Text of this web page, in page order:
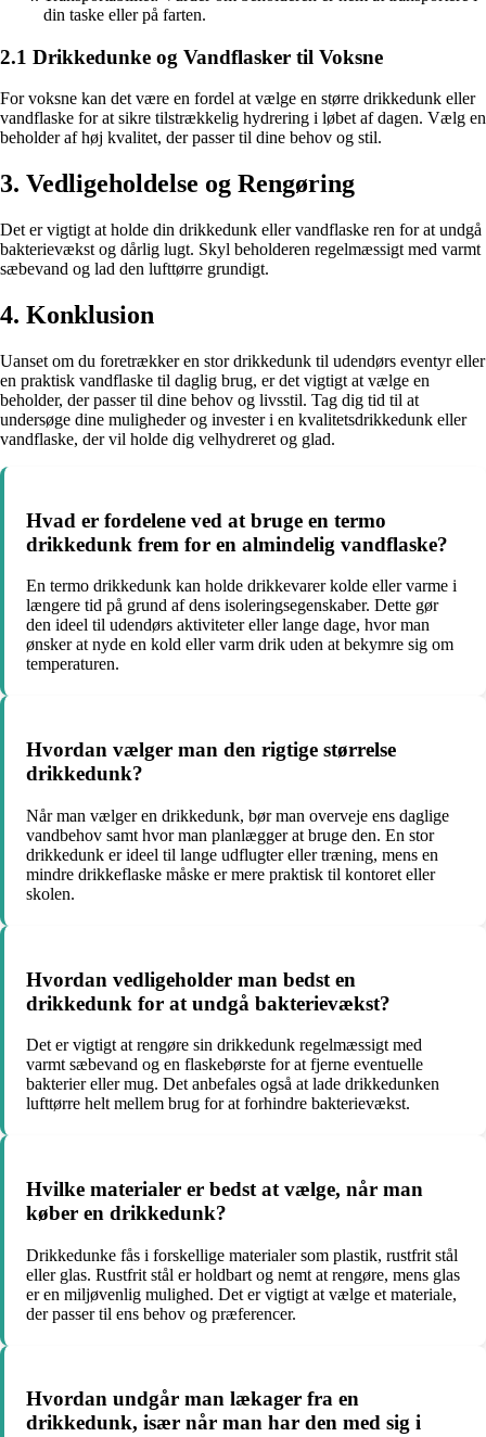
din taske eller på farten.
2.1 Drikkedunke og Vandflasker til Voksne
For voksne kan det være en fordel at vælge en større drikkedunk eller
vandflaske for at sikre tilstrækkelig hydrering i løbet af dagen. Vælg en
beholder af høj kvalitet, der passer til dine behov og stil.
3. Vedligeholdelse og Rengøring
Det er vigtigt at holde din drikkedunk eller vandflaske ren for at undgå
bakterievækst og dårlig lugt. Skyl beholderen regelmæssigt med varmt
sæbevand og lad den lufttørre grundigt.
4. Konklusion
Uanset om du foretrækker en stor drikkedunk til udendørs eventyr eller
en praktisk vandflaske til daglig brug, er det vigtigt at vælge en
beholder, der passer til dine behov og livsstil. Tag dig tid til at
undersøge dine muligheder og invester i en kvalitetsdrikkedunk eller
vandflaske, der vil holde dig velhydreret og glad.
Hvad er fordelene ved at bruge en termo
drikkedunk frem for en almindelig vandflaske?
En termo drikkedunk kan holde drikkevarer kolde eller varme i
længere tid på grund af dens isoleringsegenskaber. Dette gør
den ideel til udendørs aktiviteter eller lange dage, hvor man
ønsker at nyde en kold eller varm drik uden at bekymre sig om
temperaturen.
Hvordan vælger man den rigtige størrelse
drikkedunk?
Når man vælger en drikkedunk, bør man overveje ens daglige
vandbehov samt hvor man planlægger at bruge den. En stor
drikkedunk er ideel til lange udflugter eller træning, mens en
mindre drikkeflaske måske er mere praktisk til kontoret eller
skolen.
Hvordan vedligeholder man bedst en
drikkedunk for at undgå bakterievækst?
Det er vigtigt at rengøre sin drikkedunk regelmæssigt med
varmt sæbevand og en flaskebørste for at fjerne eventuelle
bakterier eller mug. Det anbefales også at lade drikkedunken
lufttørre helt mellem brug for at forhindre bakterievækst.
Hvilke materialer er bedst at vælge, når man
køber en drikkedunk?
Drikkedunke fås i forskellige materialer som plastik, rustfrit stål
eller glas. Rustfrit stål er holdbart og nemt at rengøre, mens glas
er en miljøvenlig mulighed. Det er vigtigt at vælge et materiale,
der passer til ens behov og præferencer.
Hvordan undgår man lækager fra en
drikkedunk, især når man har den med sig i